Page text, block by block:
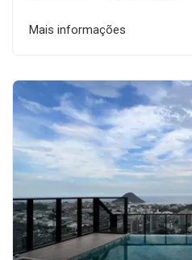
Mais informações